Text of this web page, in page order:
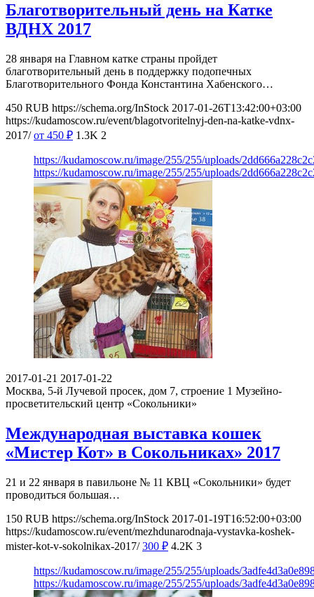
Благотворительный день на Катке
ВДНХ 2017
28 января на Главном катке страны пройдет
благотворительный день в поддержку подопечных
Благотворительного Фонда Константина Хабенского…
450 RUB https://schema.org/InStock 2017-01-26T13:42:00+03:00
https://kudamoscow.ru/event/blagotvoritelnyj-den-na-katke-vdnx-
2017/ от 450 ₽ 1.3K 2
https://kudamoscow.ru/image/255/255/uploads/
https://kudamoscow.ru/image/255/255/uploads/
2017-01-21 2017-01-22
Москва, 5-й Лучевой просек, дом 7, строение 1 Музейно-
просветительский центр «Сокольники»
Международная выставка кошек
«Мистер Кот» в Сокольниках» 2017
21 и 22 января в павильоне № 11 КВЦ «Сокольники» будет
проводиться большая…
150 RUB https://schema.org/InStock 2017-01-19T16:52:00+03:00
https://kudamoscow.ru/event/mezhdunarodnaja-vystavka-koshek-
mister-kot-v-sokolnikax-2017/ 300 ₽ 4.2K 3
https://kudamoscow.ru/image/255/255/uploads/
https://kudamoscow.ru/image/255/255/uploads/